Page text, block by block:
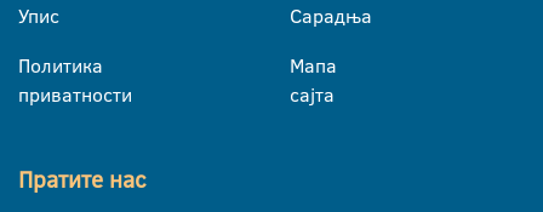
Упис
Политика
приватности
Сарадња
Мапа
сајта
Пратите нас